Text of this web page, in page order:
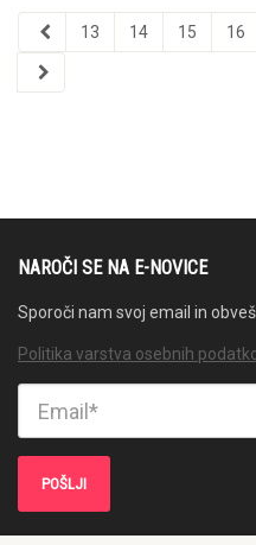
13 14 15 16
NAROČI SE NA E-NOVICE
Sporoči nam svoj email in
Politika varstva osebnih